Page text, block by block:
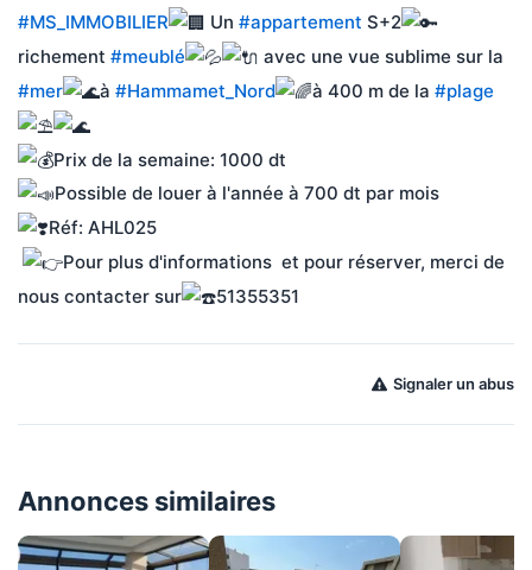
#MS_IMMOBILIER
Un #appartement S+2
richement #meublé
avec une vue sublime sur la
#mer
à #Hammamet_Nord à 400 m de la #plage
Prix de la semaine: 1000 dt
Possible de louer à l'année à 700 dt par mois
Réf: AHL025
Pour plus d'informations  et pour réserver, merci de
nous contacter sur
51355351
Signaler un abus
Annonces similaires